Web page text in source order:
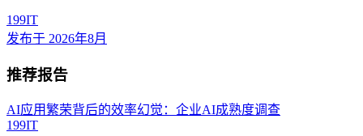
199IT
发布于 2026年8月
推荐报告
AI应用繁荣背后的效率幻觉：企业AI成熟度调查
199IT